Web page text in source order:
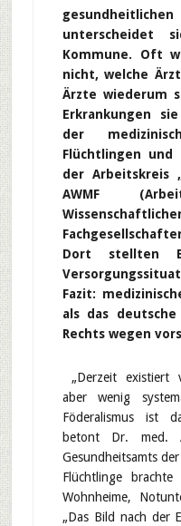
unterscheidet
Kommune. Oft
nicht, welche
Ärzte wiederum
Erkrankungen
der
Flüchtlingen und
der Arbeitskreis
AWMF
Dort stellten
Fazit:
als das
Rechts wegen
„Derzeit existiert
aber wenig
Föderalismus ist
betont Dr. med.
Gesundheitsamts
Flüchtlinge
Wohnheime,
„Das Bild nach der